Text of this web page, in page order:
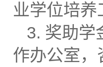
业学位培
3. 奖助学
作办公室，